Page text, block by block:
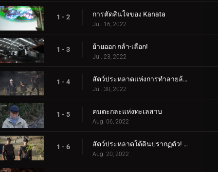
1 - 2 การตัดสินใจของ Kanata
Jul. 16, 2022
1 - 3 ย้ายออก กล้า-เลือก!
Jul. 23, 2022
1 - 4 สัตว์ประหลาดแห่งการทำลายล้างตื่นขึ้น
Jul. 30, 2022
1 - 5 คนตะกละแห่งทะเลสาบ
Aug. 06, 2022
1 - 6 สัตว์ประหลาดใต้ดินปรากฏตัว! และปรากฏ!
Aug. 20, 2022